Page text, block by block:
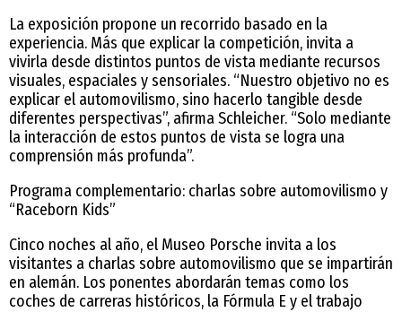
La exposición propone un recorrido basado en la
experiencia. Más que explicar la competición, invita a
vivirla desde distintos puntos de vista mediante recursos
visuales, espaciales y sensoriales. “Nuestro objetivo no es
explicar el automovilismo, sino hacerlo tangible desde
diferentes perspectivas”, afirma Schleicher. “Solo mediante
la interacción de estos puntos de vista se logra una
comprensión más profunda”.
Programa complementario: charlas sobre automovilismo y
“Raceborn Kids”
Cinco noches al año, el Museo Porsche invita a los
visitantes a charlas sobre automovilismo que se impartirán
en alemán. Los ponentes abordarán temas como los
coches de carreras históricos, la Fórmula E y el trabajo